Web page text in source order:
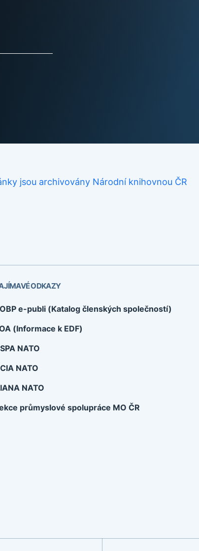
ODKAZY
e-publi (Katalog členských společností)
(Informace k EDF)
NATO
NATO
NATO
průmyslové spolupráce MO ČR